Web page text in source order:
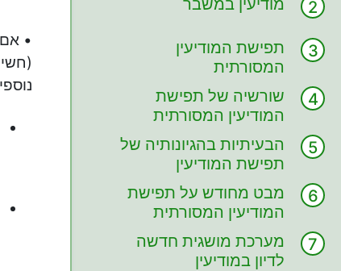
מודיעין במשבר
תפישת המודיעין
המסורתית
שורשיה של תפישת
המודיעין המסורתית
הבעיתיות בהגיונותיה של
תפישת המודיעין
המסורתיתמבט מחודש על תפישת
המודיעין המסורתית
מערכת מושגית חדשה
לדיון במודיעין
• אם